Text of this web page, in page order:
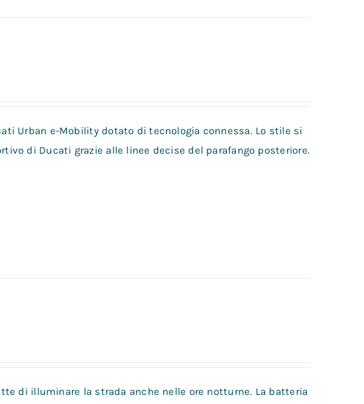
Urban e-Mobility dotato di tecnologia connessa. Lo stile si
di Ducati grazie alle linee decise del parafango posteriore.
di illuminare la strada anche nelle ore notturne. La batteria